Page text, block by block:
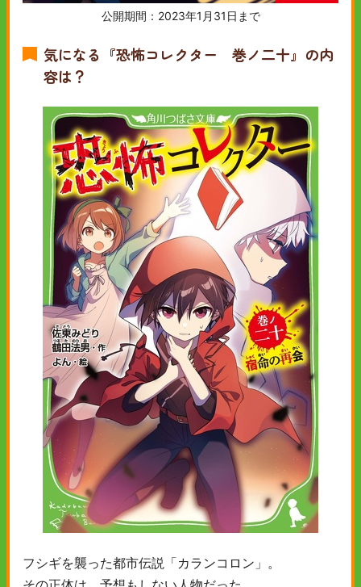
公開期間：2023年1月31日まで
気になる『恐怖コレクター 巻ノ二十』の内
容は？
フシギを襲った都市伝説「カランコロン」。